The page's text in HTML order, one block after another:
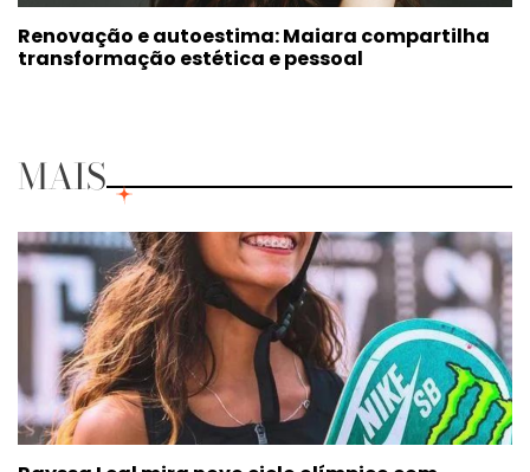
Renovação e autoestima: Maiara compartilha
transformação estética e pessoal
MAIS